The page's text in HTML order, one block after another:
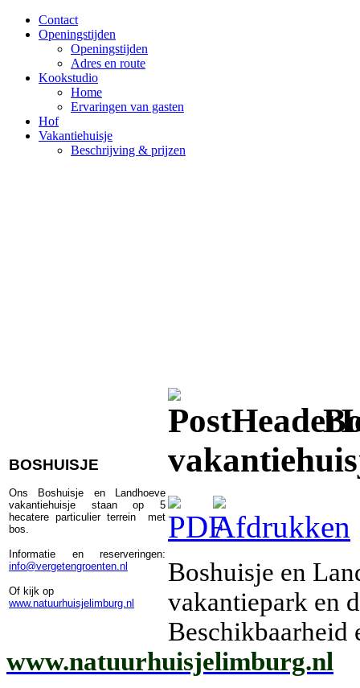
Contact
Openingstijden
Openingstijden
Adres en route
Kookstudio
Home
Ervaringen van gasten
Hof
Vakantiehuisje
Beschrijving & prijzen
BOSHUISJE
Ons Boshuisje en Landhoeve
vakantiehuisje staan op 5
hecatere particulier terrein met
bos.
Informatie en reserveringen:
info@vergetengroenten.nl
Of kijk op
www.natuurhuisjelimburg.nl
Boshuisje en
vakantiepark en
Beschikbaarheid
www.natuurhuisjelimburg.nl